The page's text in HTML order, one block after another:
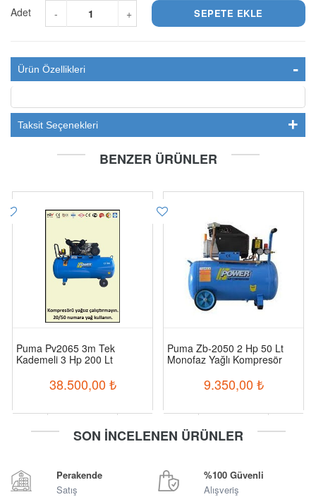
Adet +
-
Ürün Özellikleri
Taksit Seçenekleri
BENZER ÜRÜNLER
Puma Pv2065 3m Tek
Kademeli 3 Hp 200 Lt
38.500,00 ₺
Puma Zb-2050 2 Hp 50 Lt
Monofaz Yağlı Kompresör
9.350,00 ₺
SON İNCELENEN ÜRÜNLER
Perakende
Satış
%100 Güvenli
Alışveriş